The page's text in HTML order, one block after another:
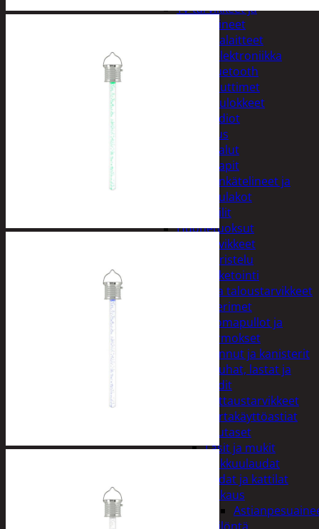
Tv-tarvikkeet ja
seinätelineet
Varavirtalaitteet
Viihde-elektroniikka
Bluetooth
kaiuttimet
Kuulokkeet
Radiot
Koti ja sisustus
Huonekalut
Kaapit
Kenkätelineet ja
naulakot
Peilit
Huonetuoksut
Juhlatarvikkeet
Koristelu
Paketointi
Keittiö ja taloustarvikkeet
Aterimet
Juomapullot ja
termokset
Kannut ja kanisterit
Kauhat, lastat ja
sudit
Kattaustarvikkeet
Kertakäyttöastiat
Lautaset
Lasit ja mukit
Leikkuulaudat
Padat ja kattilat
Tiskaus